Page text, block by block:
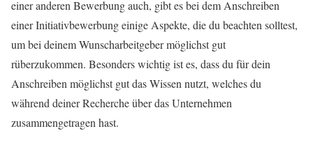
einer anderen Bewerbung auch, gibt es bei dem Anschreiben
einer Initiativbewerbung einige Aspekte, die du beachten solltest,
um bei deinem Wunscharbeitgeber möglichst gut
rüberzukommen. Besonders wichtig ist es, dass du für dein
Anschreiben möglichst gut das Wissen nutzt, welches du
während deiner Recherche über das Unternehmen
zusammengetragen hast.